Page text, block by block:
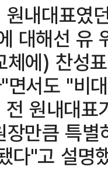
내대표였
대해선 유
에) 찬성
서도 "비
원내대
만큼 특
다"고 설명